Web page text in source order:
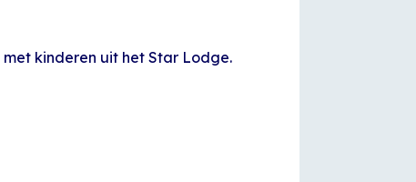
kinderen uit het Star Lodge.